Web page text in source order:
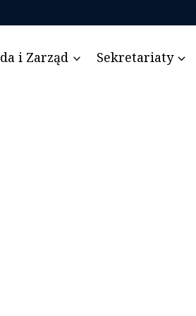
i Zarząd Sekretariaty